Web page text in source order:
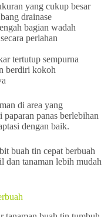
yang cukup besar
drainase
bagian wadah
perlahan
tertutup sempurna
berdiri kokoh
di area yang
panas berlebihan
dengan baik.
buah tin cepat berbuah
dan tanaman lebih mudah